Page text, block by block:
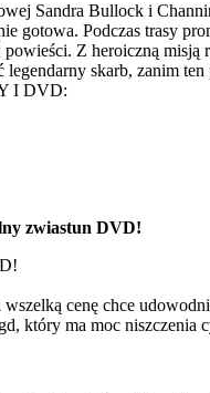
Sandra Bullock i
gotowa. Podczas trasy
Z heroiczną
skarb, zanim ten
I DVD:
zwiastun DVD!
cenę chce
który ma moc